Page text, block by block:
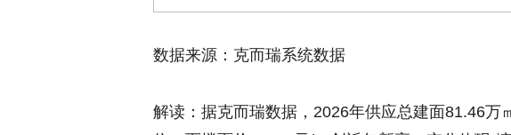
数据来源：克而瑞系统数据
解读：据克而瑞数据，2026年供应总建面81.46万